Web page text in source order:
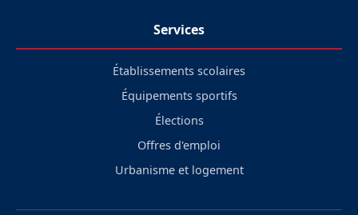
Services
Établissements scolaires
Équipements sportifs
Élections
Offres d'emploi
Urbanisme et logement